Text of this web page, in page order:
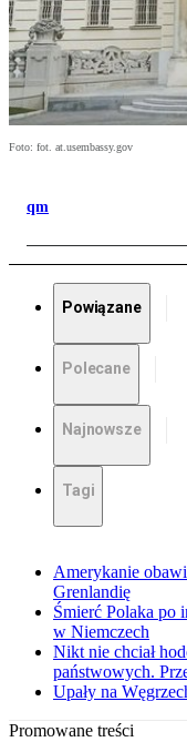
Foto: fot. at.usembassy.gov
qm
Powiązane
Polecane
Najnowsze
Tagi
Amerykanie
Grenlandię
Śmierć Polaka po
w Niemczech
Nikt nie chciał
państwowych.
Upały na
Promowane treści